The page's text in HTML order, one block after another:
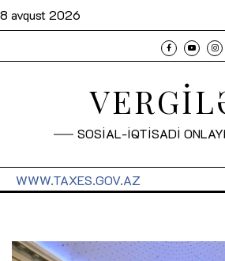
8 avqust 2026
SOSİAL-İQTİSADİ
WWW.TAXES.GOV.AZ